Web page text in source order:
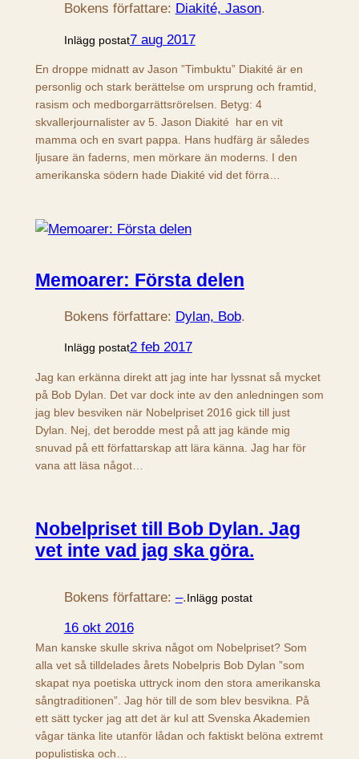
Bokens författare: Diakité, Jason.
Inlägg postat7 aug 2017
En droppe midnatt av Jason ”Timbuktu” Diakité är en
personlig och stark berättelse om ursprung och framtid,
rasism och medborgarrättsrörelsen. Betyg: 4
skvallerjournalister av 5. Jason Diakité har en vit
mamma och en svart pappa. Hans hudfärg är således
ljusare än faderns, men mörkare än moderns. I den
amerikanska södern hade Diakité vid det förra…
Memoarer: Första delen
Bokens författare: Dylan, Bob.
Inlägg postat2 feb 2017
Jag kan erkänna direkt att jag inte har lyssnat så mycket
på Bob Dylan. Det var dock inte av den anledningen som
jag blev besviken när Nobelpriset 2016 gick till just
Dylan. Nej, det berodde mest på att jag kände mig
snuvad på ett författarskap att lära känna. Jag har för
vana att läsa något…
Nobelpriset till Bob Dylan. Jag
vet inte vad jag ska göra.
Bokens författare: –.Inlägg postat
16 okt 2016
Man kanske skulle skriva något om Nobelpriset? Som
alla vet så tilldelades årets Nobelpris Bob Dylan ”som
skapat nya poetiska uttryck inom den stora amerikanska
sångtraditionen”. Jag hör till de som blev besvikna. På
ett sätt tycker jag att det är kul att Svenska Akademien
vågar tänka lite utanför lådan och faktiskt belöna extremt
populistiska och…